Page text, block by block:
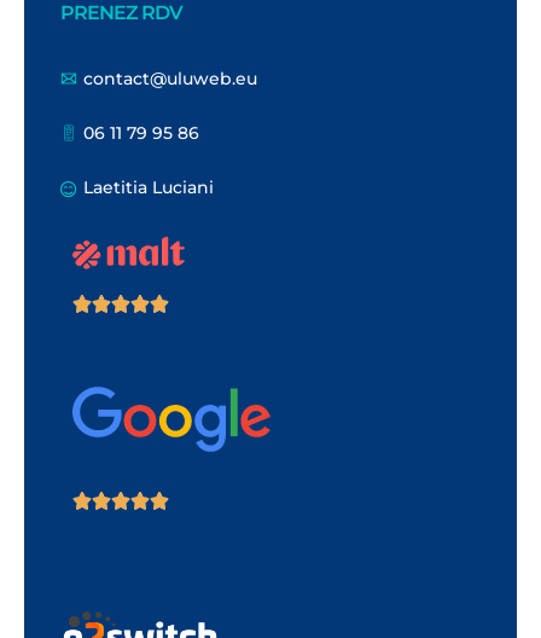
PRENEZ RDV
contact@uluweb.eu
06 11 79 95 86
Laetitia Luciani